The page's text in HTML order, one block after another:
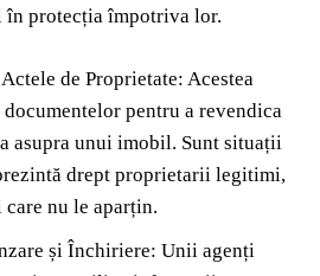
în protecția împotriva lor.
de Proprietate: Acestea
pentru a revendica
asupra unui imobil. Sunt situații
drept proprietarii legitimi,
nu le aparțin.
și Închiriere: Unii agenți